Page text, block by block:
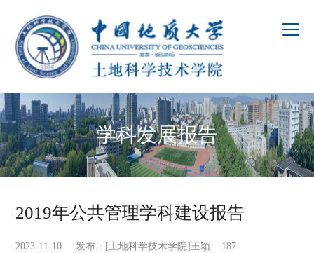
学科发展报告
2019年公共管理学科建设报告
2023-11-10 发布：[土地科学技术学院]王颖 187